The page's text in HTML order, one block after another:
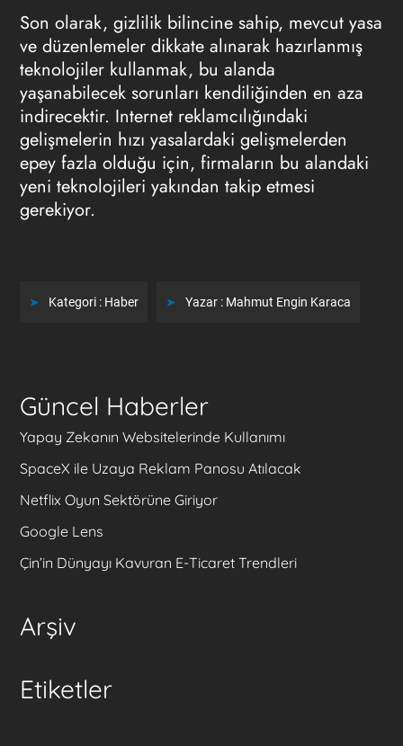
Son olarak, gizlilik bilincine sahip, mevcut yasa
ve düzenlemeler dikkate alınarak hazırlanmış
teknolojiler kullanmak, bu alanda
yaşanabilecek sorunları kendiliğinden en aza
indirecektir. Internet reklamcılığındaki
gelişmelerin hızı yasalardaki gelişmelerden
epey fazla olduğu için, firmaların bu alandaki
yeni teknolojileri yakından takip etmesi
gerekiyor.
Kategori : Haber Yazar : Mahmut Engin Karaca
Güncel Haberler
Yapay Zekanın Websitelerinde Kullanımı
SpaceX ile Uzaya Reklam Panosu Atılacak
Netflix Oyun Sektörüne Giriyor
Google Lens
Çin’in Dünyayı Kavuran E-Ticaret Trendleri
Arşiv
Etiketler